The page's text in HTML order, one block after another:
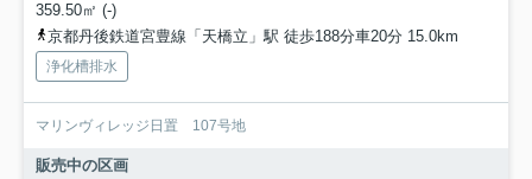
359.50㎡ (-)
京都丹後鉄道宮豊線「天橋立」駅 徒歩188分車20分 15.0km
浄化槽排水
マリンヴィレッジ日置 107号地
販売中の区画